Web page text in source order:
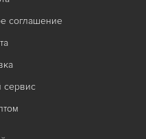
соглашение
сервис